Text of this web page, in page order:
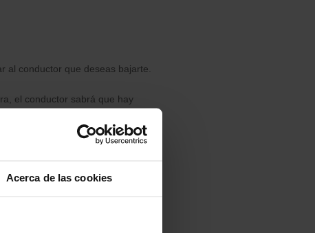
Acerca de las cookies
al conductor que deseas bajarte.
el conductor sabrá que hay